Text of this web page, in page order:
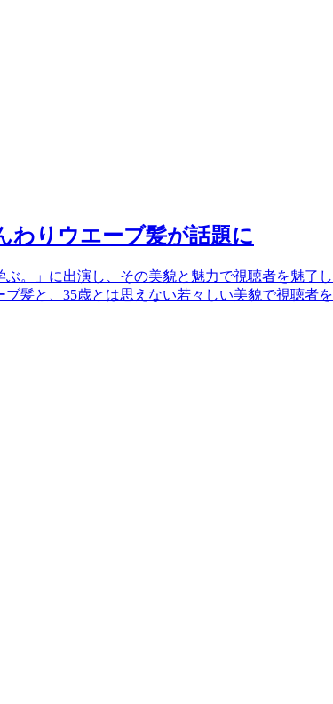
わりウエーブ髪が話題に
。」に出演し、その美貌と魅力で視聴者を魅了し
髪と、35歳とは思えない若々しい美貌で視聴者を